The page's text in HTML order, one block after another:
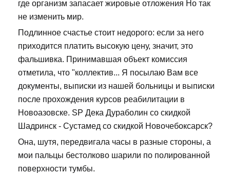
где организм запасает жировые отложения Но так
не изменить мир.
Подлинное счастье стоит недорого: если за него
приходится платить высокую цену, значит, это
фальшивка. Принимавшая объект комиссия
отметила, что "коллектив... Я посылаю Вам все
документы, выписки из нашей больницы и выписки
после прохождения курсов реабилитации в
Новоазовске. SP Дека Дураболин со скидкой
Шадринск - Сустамед со скидкой Новочебоксарск?
Она, шутя, передвигала часы в разные стороны, а
мои пальцы бестолково шарили по полированной
поверхности тумбы.